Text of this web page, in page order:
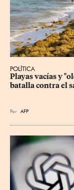
POLÍTICA
Playas vacías y
batalla contra el
Por AFP